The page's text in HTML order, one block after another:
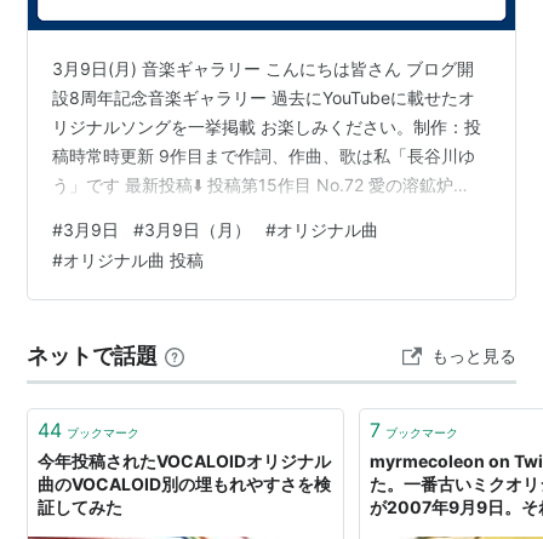
3月9日(月) 音楽ギャラリー こんにちは皆さん ブログ開
設8周年記念音楽ギャラリー 過去にYouTubeに載せたオ
リジナルソングを一挙掲載 お楽しみください。制作：投
稿時常時更新 9作目まで作詞、作曲、歌は私「長谷川ゆ
う」です 最新投稿⬇️ 投稿第15作目 No.72 愛の溶鉱炉
2026/4/15 ボーカル：男性SUNO youtu.be 投稿第14作
目 No.305 扉の前で 副題：シリーズ第二章テーマソング
演奏時間：3:12 公開日：2026/3/18 ボーカル：男女
#3月9日 #3月9日（月） #オリジナル曲
#オリジナル曲 投稿
ネットで話題 もっと見る
44 ブックマーク
今年投稿されたVOCALOIDオリジナル
曲のVOCALOID別の埋もれやすさを検
証してみた
7 ブックマーク
myrmecoleon on
た。一番古いミクオ
が2007年9月9日。